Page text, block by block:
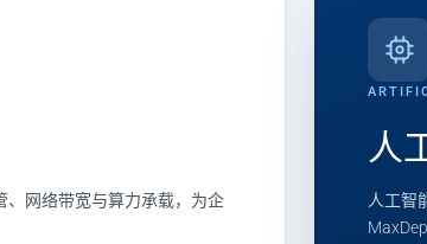
、网络带宽与算力承载，为企
人
人工智